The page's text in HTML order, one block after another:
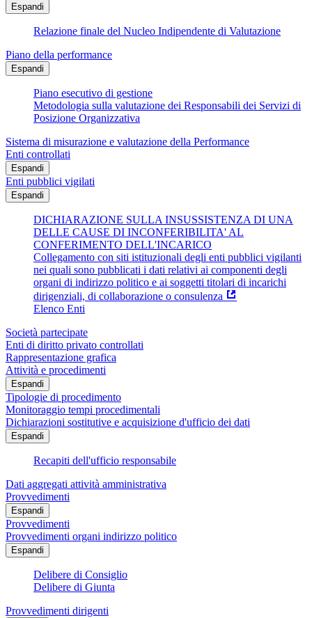
Espandi
Relazione finale del Nucleo Indipendente di Valutazione
Piano della performance
Espandi
Piano esecutivo di gestione
Metodologia sulla valutazione dei Responsabili dei Servizi di
Posizione Organizzativa
Sistema di misurazione e valutazione della Performance
Enti controllati
Espandi
Enti pubblici vigilati
Espandi
DICHIARAZIONE SULLA INSUSSISTENZA DI UNA
DELLE CAUSE DI INCONFERIBILITA' AL
CONFERIMENTO DELL'INCARICO
Collegamento con siti istituzionali degli enti pubblici vigilanti
nei quali sono pubblicati i dati relativi ai componenti degli
organi di indirizzo politico e ai soggetti titolari di incarichi
dirigenziali, di collaborazione o consulenza
Elenco Enti
Società partecipate
Enti di diritto privato controllati
Rappresentazione grafica
Attività e procedimenti
Espandi
Tipologie di procedimento
Monitoraggio tempi procedimentali
Dichiarazioni sostitutive e acquisizione d'ufficio dei dati
Espandi
Recapiti dell'ufficio responsabile
Dati aggregati attività amministrativa
Provvedimenti
Espandi
Provvedimenti
Provvedimenti organi indirizzo politico
Espandi
Delibere di Consiglio
Delibere di Giunta
Provvedimenti dirigenti